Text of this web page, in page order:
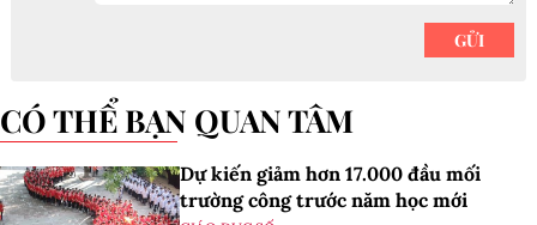
CÓ THỂ BẠN QUAN TÂM
Dự kiến giảm hơn 17.000 đầu mối
trường công trước năm học mới